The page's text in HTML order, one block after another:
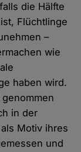
die Hälfte
Flüchtlinge
–
wie
haben wird.
in der
Motiv ihres
und